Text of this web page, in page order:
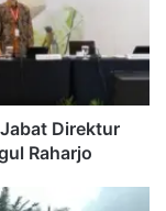
Direktur
Raharjo